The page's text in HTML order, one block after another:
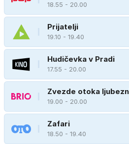
18.55 - 20.00
Prijatelji
19.10 - 19.40
Hudičevka v Pradi
17.55 - 20.00
Zvezde otoka
19.00 - 20.00
Zafari
18.50 - 19.40